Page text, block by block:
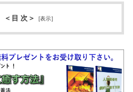
＜目 次＞ [表示]